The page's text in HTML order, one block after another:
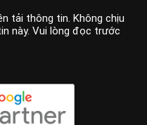
tải thông tin. Không chịu
này. Vui lòng đọc trước